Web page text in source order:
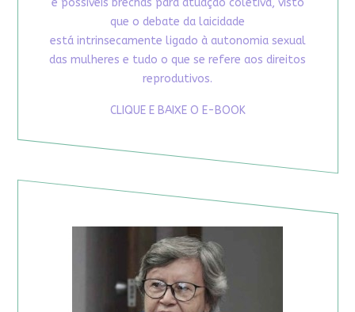
que o debate da laicidade
está intrinsecamente ligado à autonomia sexual
das mulheres e tudo o que se refere aos direitos
reprodutivos.
CLIQUE E BAIXE O E-BOOK